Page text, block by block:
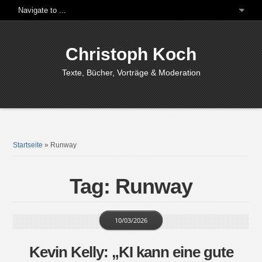
Christoph Koch
Texte, Bücher, Vorträge & Moderation
Startseite » Runway
Tag: Runway
Kevin Kelly: „KI kann eine gute
10/03/2026